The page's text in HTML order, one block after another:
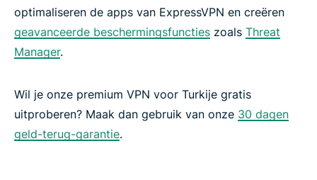
optimaliseren de apps van ExpressVPN en creëren
geavanceerde beschermingsfuncties zoals Threat
Manager.
Wil je onze premium VPN voor Turkije gratis
uitproberen? Maak dan gebruik van onze 30 dagen
geld-terug-garantie.